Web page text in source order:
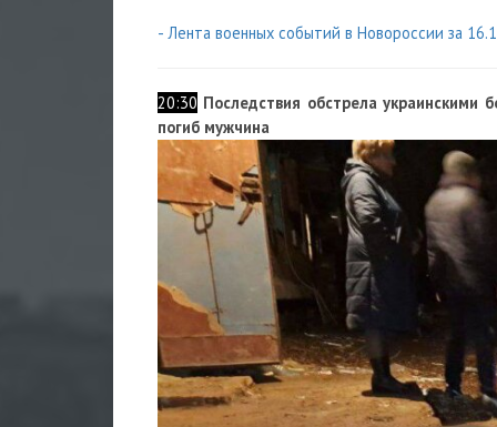
- Лента военных событий в Новороссии за
20:30 Последствия обстрела украинскими
погиб мужчина